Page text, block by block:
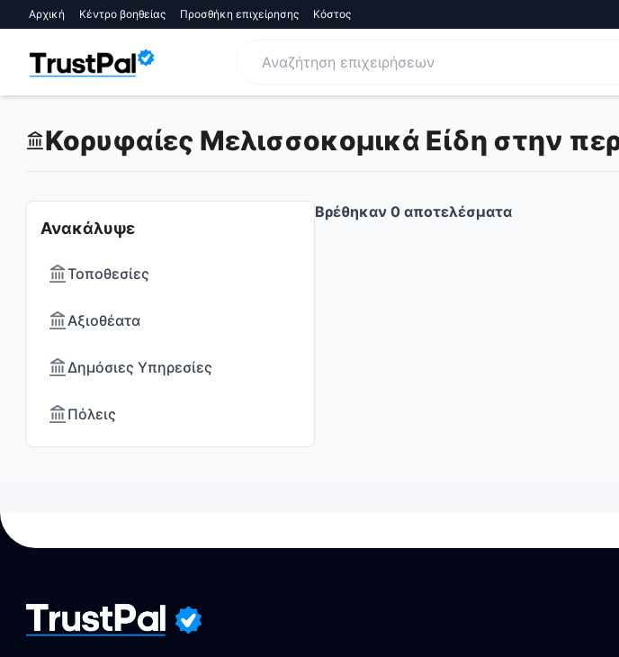
Αρχική Κέντρο βοηθείας Προσθήκη επιχείρησης Κόστος
Κορυφαίες Μελισσοκομικά Είδη στην
Ανακάλυψε
Τοποθεσίες
Αξιοθέατα
Δημόσιες Υπηρεσίες
Πόλεις
Βρέθηκαν 0 αποτελέσματα